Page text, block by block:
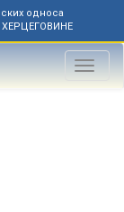
односа
Toggle